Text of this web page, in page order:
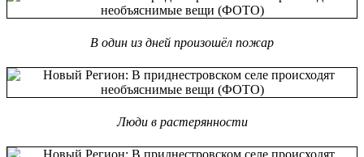
В один из дней произошёл пожар
Люди в растерянности